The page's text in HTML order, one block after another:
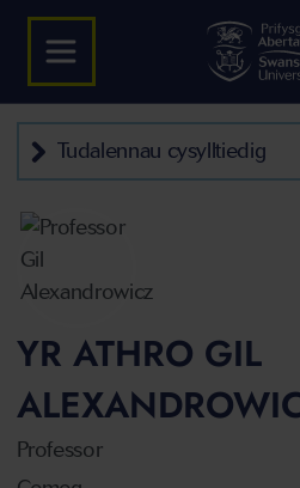
Tudalennau cysylltiedig
YR ATHRO GIL
Professor